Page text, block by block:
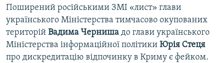
Усі сайти RFE/RL
Поширений російськими ЗМІ «лист» глави
українського Міністерства тимчасово окупованих
територій Вадима Черниша до глави українського
Міністерства інформаційної політики Юрія Стеця
про дискредитацію відпочинку в Криму є фейком.